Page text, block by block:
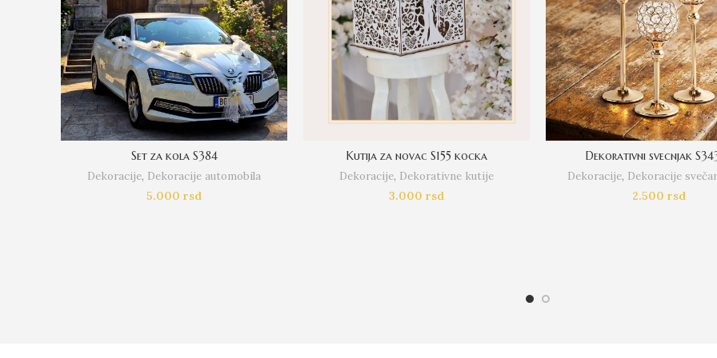
Set za kola S384
Dekoracije, Dekoracije automobila
5.000 rsd
Kutija za novac S155 kocka
Dekoracije, Dekorativne kutije
3.000 rsd
Dekorativni svecnjak
Dekoracije, Dekoracije
2.500 rsd